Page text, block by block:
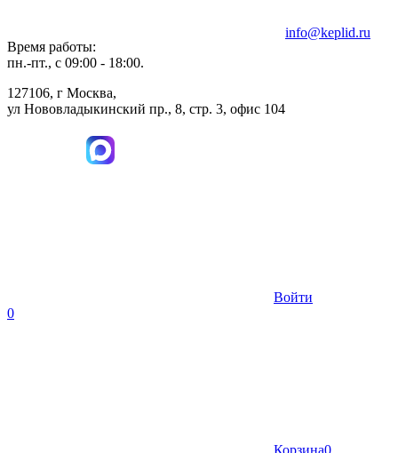
Время работы:
пн.-пт., с 09:00 - 18:00.
127106, г Москва,
ул Нововладыкинский пр., 8, стр. 3, офис 104
info@keplid.ru
Войти
0
Корзина0